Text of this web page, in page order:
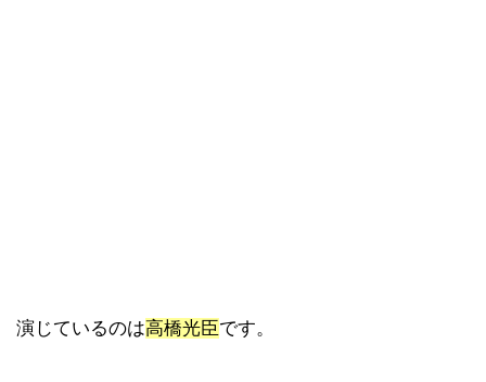
演じているのは高橋光臣です。